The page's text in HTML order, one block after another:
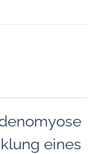
eines